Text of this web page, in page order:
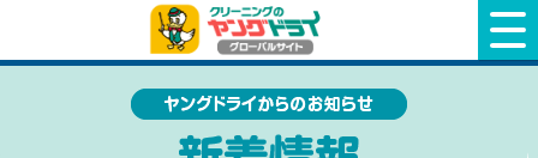
クリーニングのヤングドライ